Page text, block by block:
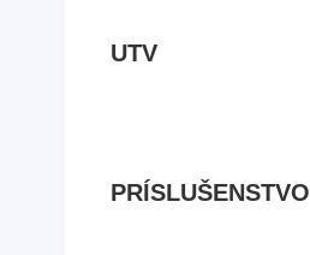
UTV
PRÍSLUŠENSTVO